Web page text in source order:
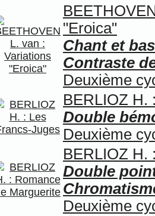
"Eroica"
Chant et
Contraste
Deuxième
BERLIOZ H.
Double
Deuxième
BERLIOZ H.
Double
Deuxième